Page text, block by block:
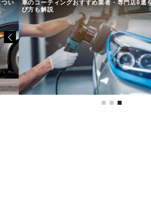
い 車のコーティングおすすめ業者・専門店8選
び方も解説